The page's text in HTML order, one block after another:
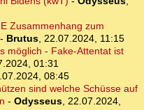
Zusammenhang zum
- Brutus, 22.07.2024, 11:15
möglich - Fake-Attentat ist
01:31
08:45
sind welche Schüsse auf
- Odysseus, 22.07.2024,